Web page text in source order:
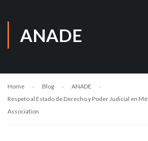
ANADE
Home Blog
ANADE
Respeto al Estado de Derecho y Poder Judicial en
Association